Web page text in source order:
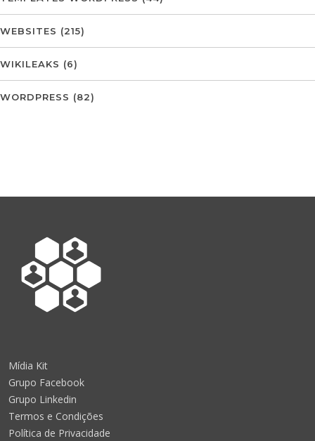
WEBSITES (215)
WIKILEAKS (6)
WORDPRESS (82)
Mídia Kit
Grupo Facebook
Grupo Linkedin
Termos e Condições
Política de Privacidade